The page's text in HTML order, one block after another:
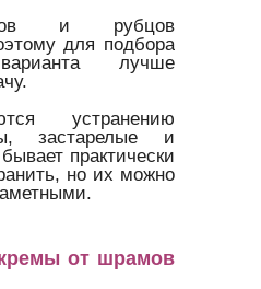
и рубцов
для подбора
лучше
устранению
застарелые и
практически
но их можно
от шрамов